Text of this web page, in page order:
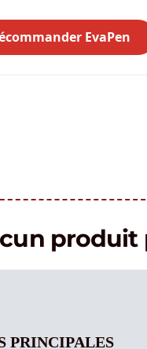
EvaPen
produit
PRINCIPALES